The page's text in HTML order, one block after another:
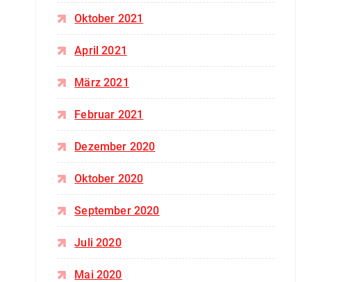
Oktober 2021
April 2021
März 2021
Februar 2021
Dezember 2020
Oktober 2020
September 2020
Juli 2020
Mai 2020